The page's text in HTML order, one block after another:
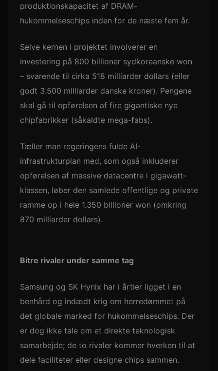
produktionskapacitet af DRAM-
hukommelseschips inden for de næste fem år.
Selve kernen i projektet involverer en
investering på 800 billioner sydkoreanske won
– svarende til cirka 518 milliarder dollars (eller
godt 3.500 milliarder danske kroner). Pengene
skal gå til opførelsen af fire gigantiske nye
chipfabrikker (såkaldte mega-fabs).
Tæller man regeringens fulde AI-
infrastrukturplan med, som også inkluderer
opførelsen af massive datacentre i gigawatt-
klassen, løber den samlede offentlige og private
ramme op i hele 1.350 billioner won (omkring
870 milliarder dollars).
Bitre rivaler under samme tag
Samsung og SK Hynix har i årtier ligget i en
benhård og indædt krig om herredømmet på
det globale marked for hukommelseschips. Der
er dog ikke tale om et direkte teknologisk
samarbejde; de to rivaler kommer hverken til at
dele faciliteter eller designe chips sammen.